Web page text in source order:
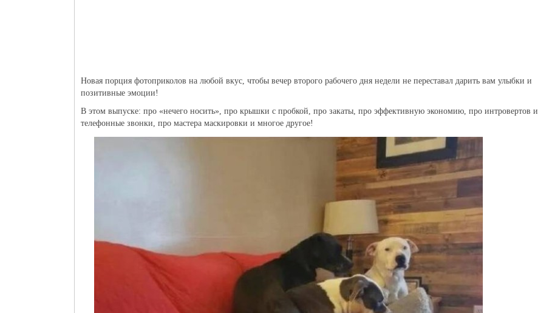
Новая порция фотоприколов на любой вкус, чтобы вечер второго рабочего дня недели не переставал дарить вам улыбки и
позитивные эмоции!
В этом выпуске: про «нечего носить», про крышки с пробкой, про закаты, про эффективную экономию, про интровертов и
телефонные звонки, про мастера маскировки и многое другое!